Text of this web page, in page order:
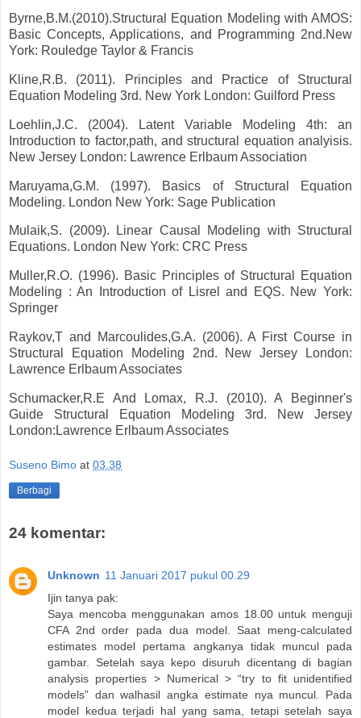
Byrne,B.M.(2010).Structural Equation Modeling with AMOS:
Basic Concepts, Applications, and Programming 2nd.New
York: Rouledge Taylor & Francis
Kline,R.B. (2011). Principles and Practice of Structural
Equation Modeling 3rd. New York London: Guilford Press
Loehlin,J.C. (2004). Latent Variable Modeling 4th: an
Introduction to factor,path, and structural equation analyisis.
New Jersey London: Lawrence Erlbaum Association
Maruyama,G.M. (1997). Basics of Structural Equation
Modeling. London New York: Sage Publication
Mulaik,S. (2009). Linear Causal Modeling with Structural
Equations. London New York: CRC Press
Muller,R.O. (1996). Basic Principles of Structural Equation
Modeling : An Introduction of Lisrel and EQS. New York:
Springer
Raykov,T and Marcoulides,G.A. (2006). A First Course in
Structural Equation Modeling 2nd. New Jersey London:
Lawrence Erlbaum Associates
Schumacker,R.E And Lomax, R.J. (2010). A Beginner's
Guide Structural Equation Modeling 3rd. New Jersey
London:Lawrence Erlbaum Associates
Suseno Bimo at 03.38
Berbagi
24 komentar:
Unknown 11 Januari 2017 pukul 00.29
Ijin tanya pak:
Saya mencoba menggunakan amos 18.00 untuk menguji
CFA 2nd order pada dua model. Saat meng-calculated
estimates model pertama angkanya tidak muncul pada
gambar. Setelah saya kepo disuruh dicentang di bagian
analysis properties > Numerical > “try to fit unidentified
models” dan walhasil angka estimate nya muncul. Pada
model kedua terjadi hal yang sama, tetapi setelah saya